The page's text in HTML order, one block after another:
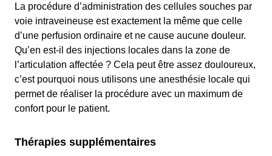
La procédure d’administration des cellules souches par
voie intraveineuse est exactement la même que celle
d’une perfusion ordinaire et ne cause aucune douleur.
Qu’en est-il des injections locales dans la zone de
l’articulation affectée ? Cela peut être assez douloureux,
c’est pourquoi nous utilisons une anesthésie locale qui
permet de réaliser la procédure avec un maximum de
confort pour le patient.
Thérapies supplémentaires